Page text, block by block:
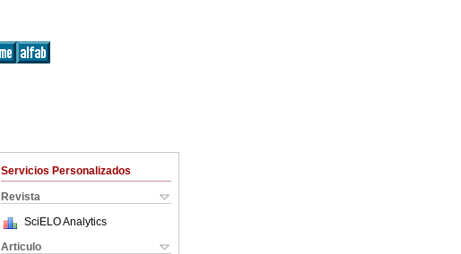
Servicios Personalizados
Revista
SciELO Analytics
Articulo